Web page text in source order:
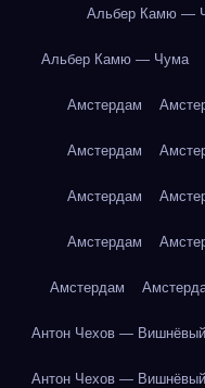
Альбер Камю —
Альбер Камю — Чума
Амстердам
Амстердам
Амстердам
Амстердам
Амстердам
Антон Чехов —
Антон Чехов —